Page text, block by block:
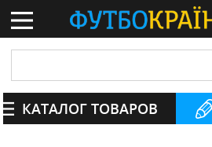
КАТАЛОГ ТОВАРОВ